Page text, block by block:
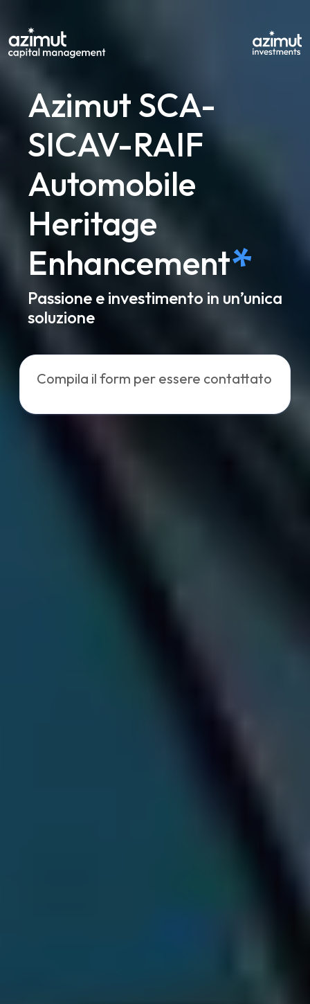
Azimut SCA-
SICAV-RAIF
Automobile
Heritage
Enhancement*
Passione e investimento in un’unica
soluzione
Compila il form per essere contattato